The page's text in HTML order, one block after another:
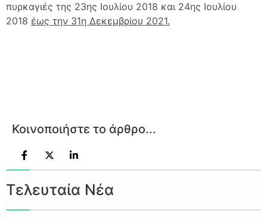
πυρκαγιές της 23ης Ιουλίου 2018 και 24ης Ιουλίου
2018 έως την 31η Δεκεμβρίου 2021.
Κοινοποιήστε το άρθρο...
Τελευταία Νέα